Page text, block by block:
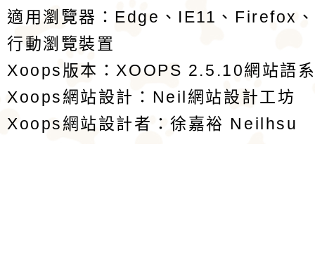
適用瀏覽器：Edge、IE11、Firefox
行動瀏覽裝置
Xoops版本： XOOPS 2.5.10網站語
Xoops網站設計 ： Neil網站設計工坊
Xoops網站設計者：徐嘉裕 Neilhsu